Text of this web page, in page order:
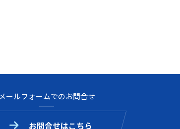
メールフォームでのお問合せ
お問合せはこちら